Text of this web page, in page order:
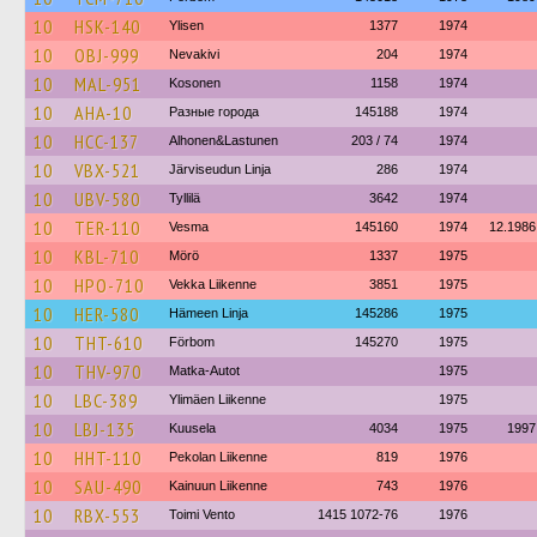
10 HSK-140 Ylisen 1377 1974
10 OBJ-999 Nevakivi 204 1974
10 MAL-951 Kosonen 1158 1974
10 AHA-10 Разные города 145188 1974
10 HCC-137 Alhonen&Lastunen 203 / 74 1974
10 VBX-521 Järviseudun Linja 286 1974
10 UBV-580 Tyllilä 3642 1974
10 TER-110 Vesma 145160 1974 12.1986
10 KBL-710 Mörö 1337 1975
10 HPO-710 Vekka Liikenne 3851 1975
10 HER-580 Hämeen Linja 145286 1975
10 THT-610 Förbom 145270 1975
10 THV-970 Matka-Autot 1975
10 LBC-389 Ylimäen Liikenne 1975
10 LBJ-135 Kuusela 4034 1975 1997
10 HHT-110 Pekolan Liikenne 819 1976
10 SAU-490 Kainuun Liikenne 743 1976
10 RBX-553 Toimi Vento 1415 1072-76 1976